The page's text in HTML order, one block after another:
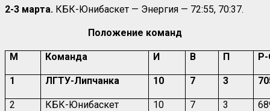
2-3 марта. КБК-Юнибаскет — Энергия — 72:55, 70:37.
Положение команд
М Команда И В П
1 ЛГТУ-Липчанка 10 7 3
2 КБК-Юнибаскет 10 7 3